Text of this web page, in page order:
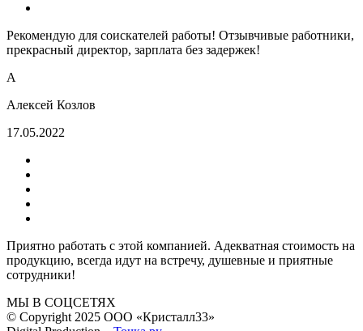
Рекомендую для соискателей работы! Отзывчивые работники,
прекрасный директор, зарплата без задержек!
А
Алексей Козлов
17.05.2022
Приятно работать с этой компанией. Адекватная стоимость на
продукцию, всегда идут на встречу, душевные и приятные
сотрудники!
МЫ В СОЦСЕТЯХ
© Copyright 2025 ООО «Кристалл33»